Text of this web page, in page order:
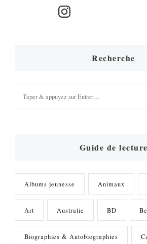
Instagram
Recherche
recherchiez
Guide de lecture
Albums jeunesse Animaux
Art Australie BD
Biographies & Autobiographies